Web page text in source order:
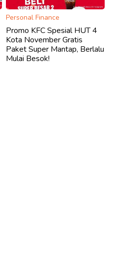
Personal Finance
Promo KFC Spesial HUT 4
Kota November Gratis
Paket Super Mantap, Berlalu
Mulai Besok!